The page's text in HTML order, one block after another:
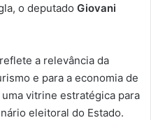
o deputado Giovani
a relevância da
e para a economia de
vitrine estratégica para
eleitoral do Estado.